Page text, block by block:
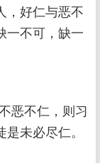
，好仁与恶不
一不可，缺一
恶不仁，则习
未必尽仁。